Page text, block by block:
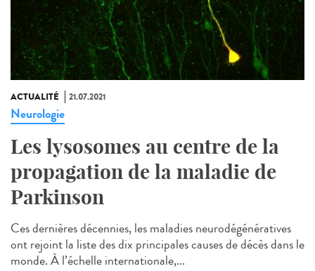
ACTUALITÉ 21.07.2021
Neurologie
Les lysosomes au centre de la
propagation de la maladie de
Parkinson
Ces dernières décennies, les maladies neurodégénératives
ont rejoint la liste des dix principales causes de décès dans le
monde. À l’échelle internationale,...